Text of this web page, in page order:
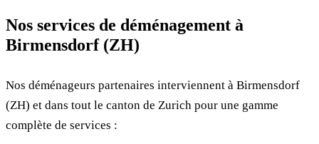
Nos services de déménagement à
Birmensdorf (ZH)
Nos déménageurs partenaires interviennent à Birmensdorf
(ZH) et dans tout le canton de Zurich pour une gamme
complète de services :